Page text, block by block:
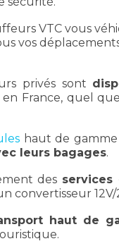
VTC vous
vos
privés sont
France, quel
haut de gamme
leurs bagages.
des services
convertisseur 12V/
haut de